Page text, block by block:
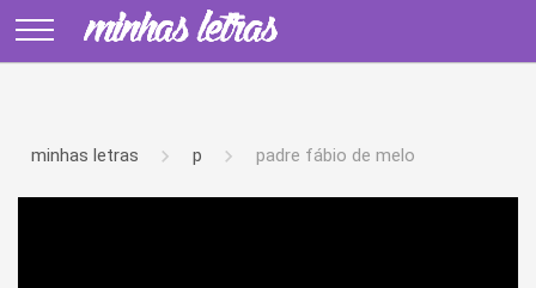
minhas letras p padre fábio de melo